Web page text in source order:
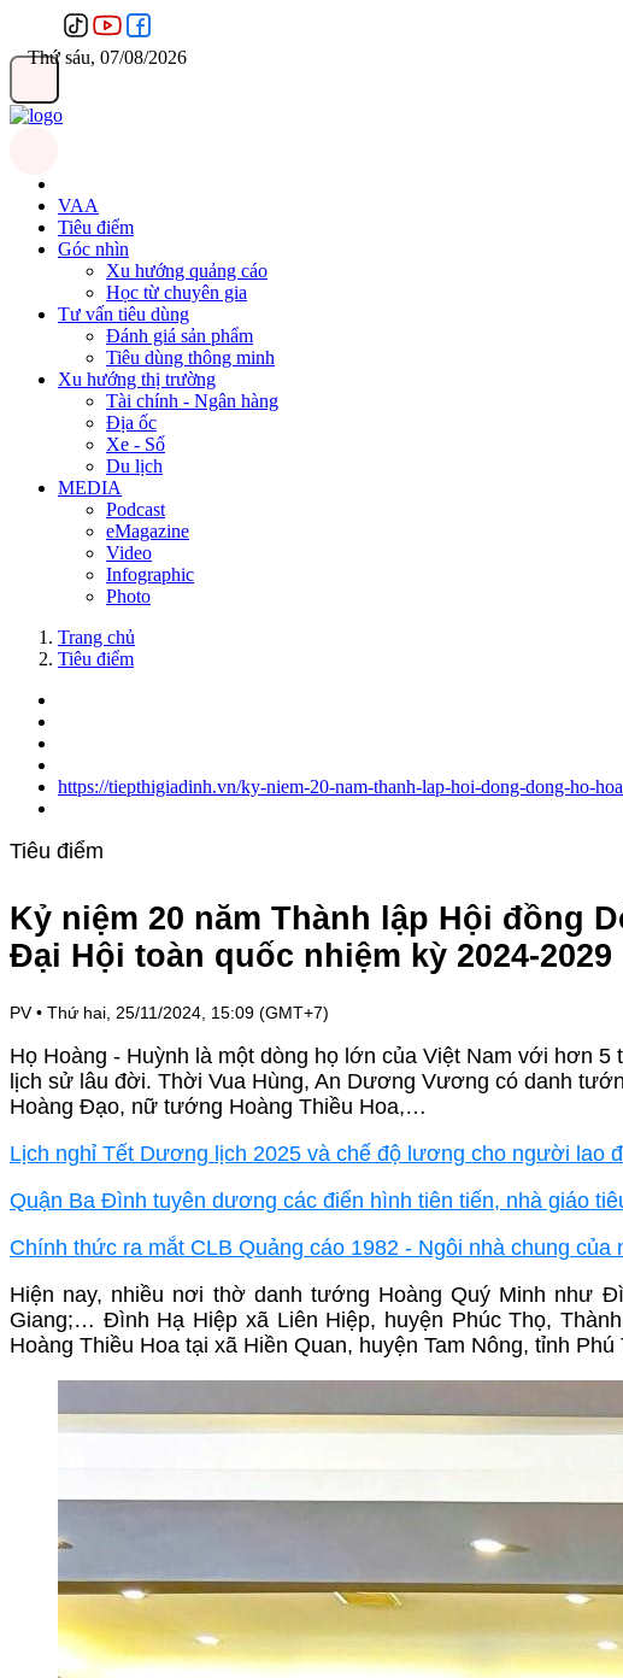
Thứ sáu, 07/08/2026
VAA
Tiêu điểm
Góc nhìn
Xu hướng quảng cáo
Học từ chuyên gia
Tư vấn tiêu dùng
Đánh giá sản phẩm
Tiêu dùng thông minh
Xu hướng thị trường
Tài chính - Ngân hàng
Địa ốc
Xe - Số
Du lịch
MEDIA
Podcast
eMagazine
Video
Infographic
Photo
Trang chủ
Tiêu điểm
https://tiepthigiadinh.vn/ky-niem-20-nam-thanh-lap-hoi-dong-dong-ho-
Tiêu điểm
Kỷ niệm 20 năm Thành lập Hội đồng
Đại Hội toàn quốc nhiệm kỳ 2024-2029
PV • Thứ hai, 25/11/2024, 15:09 (GMT+7)
Họ Hoàng - Huỳnh là một dòng họ lớn của Việt Nam với hơn
lịch sử lâu đời. Thời Vua Hùng, An Dương Vương có danh
Hoàng Đạo, nữ tướng Hoàng Thiều Hoa,…
Lịch nghỉ Tết Dương lịch 2025 và chế độ lương cho người lao
Quận Ba Đình tuyên dương các điển hình tiên tiến, nhà giáo
Chính thức ra mắt CLB Quảng cáo 1982 - Ngôi nhà chung
Hiện nay, nhiều nơi thờ danh tướng Hoàng Quý Minh như
Giang;… Đình Hạ Hiệp xã Liên Hiệp, huyện Phúc Thọ,
Hoàng Thiều Hoa tại xã Hiền Quan, huyện Tam Nông, tỉnh